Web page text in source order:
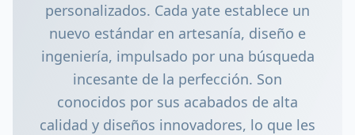
personalizados. Cada yate establece un
nuevo estándar en artesanía, diseño e
ingeniería, impulsado por una búsqueda
incesante de la perfección. Son
conocidos por sus acabados de alta
calidad y diseños innovadores, lo que les